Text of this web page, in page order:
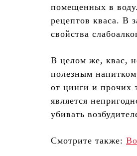
помещенных в
рецептов кваса. В
свойства
В целом же, квас,
полезным
от цинги и прочих
является
убивать
Смотрите также: